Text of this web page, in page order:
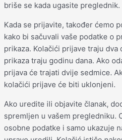
briše se kada ugasite preglednik.
Kada se prijavite, također ćemo
kako bi sačuvali vaše podatke o
prikaza. Kolačići prijave traju dva
prikaza traju godinu dana. Ako
prijava će trajati dvije sedmice.
kolačići prijave će biti uklonjeni.
Ako uredite ili objavite članak,
spremljen u vašem pregledniku.
osobne podatke i samo ukazuje